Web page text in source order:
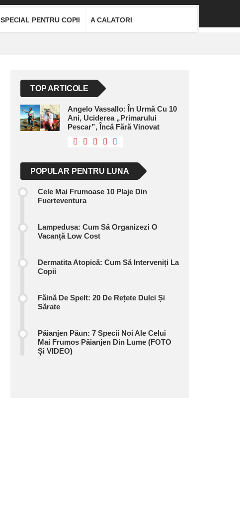
SPECIAL PENTRU COPII A CALATORI
TOP ARTICOLE
Angelo Vassallo: În Urmă Cu 10
Ani, Uciderea „primarului
Pescar”, Încă Fără Vinovat
POPULAR PENTRU LUNA
Cele Mai Frumoase 10 Plaje Din
Fuerteventura
Lampedusa: Cum Să Organizezi O
Vacanță Low Cost
Dermatita Atopică: Cum Să Interveniți La
Copii
Făină De Spelt: 20 De Rețete Dulci Și
Sărate
Păianjen Păun: 7 Specii Noi Ale Celui
Mai Frumos Păianjen Din Lume (FOTO
Și VIDEO)